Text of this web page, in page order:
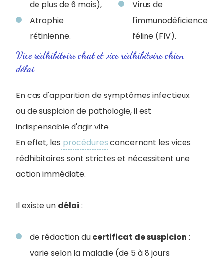
de plus de 6 mois),
Atrophie
rétinienne.
Virus de
l'immunodéficience
féline (FIV).
Vice rédhibitoire chat et vice rédhibitoire chien
délai
En cas d'apparition de symptômes infectieux
ou de suspicion de pathologie, il est
indispensable d'agir vite.
En effet, les procédures concernant les vices
rédhibitoires sont strictes et nécessitent une
action immédiate.
Il existe un délai :
de rédaction ducertificat de suspicion :
varie selon la maladie (de 5 à 8 jours